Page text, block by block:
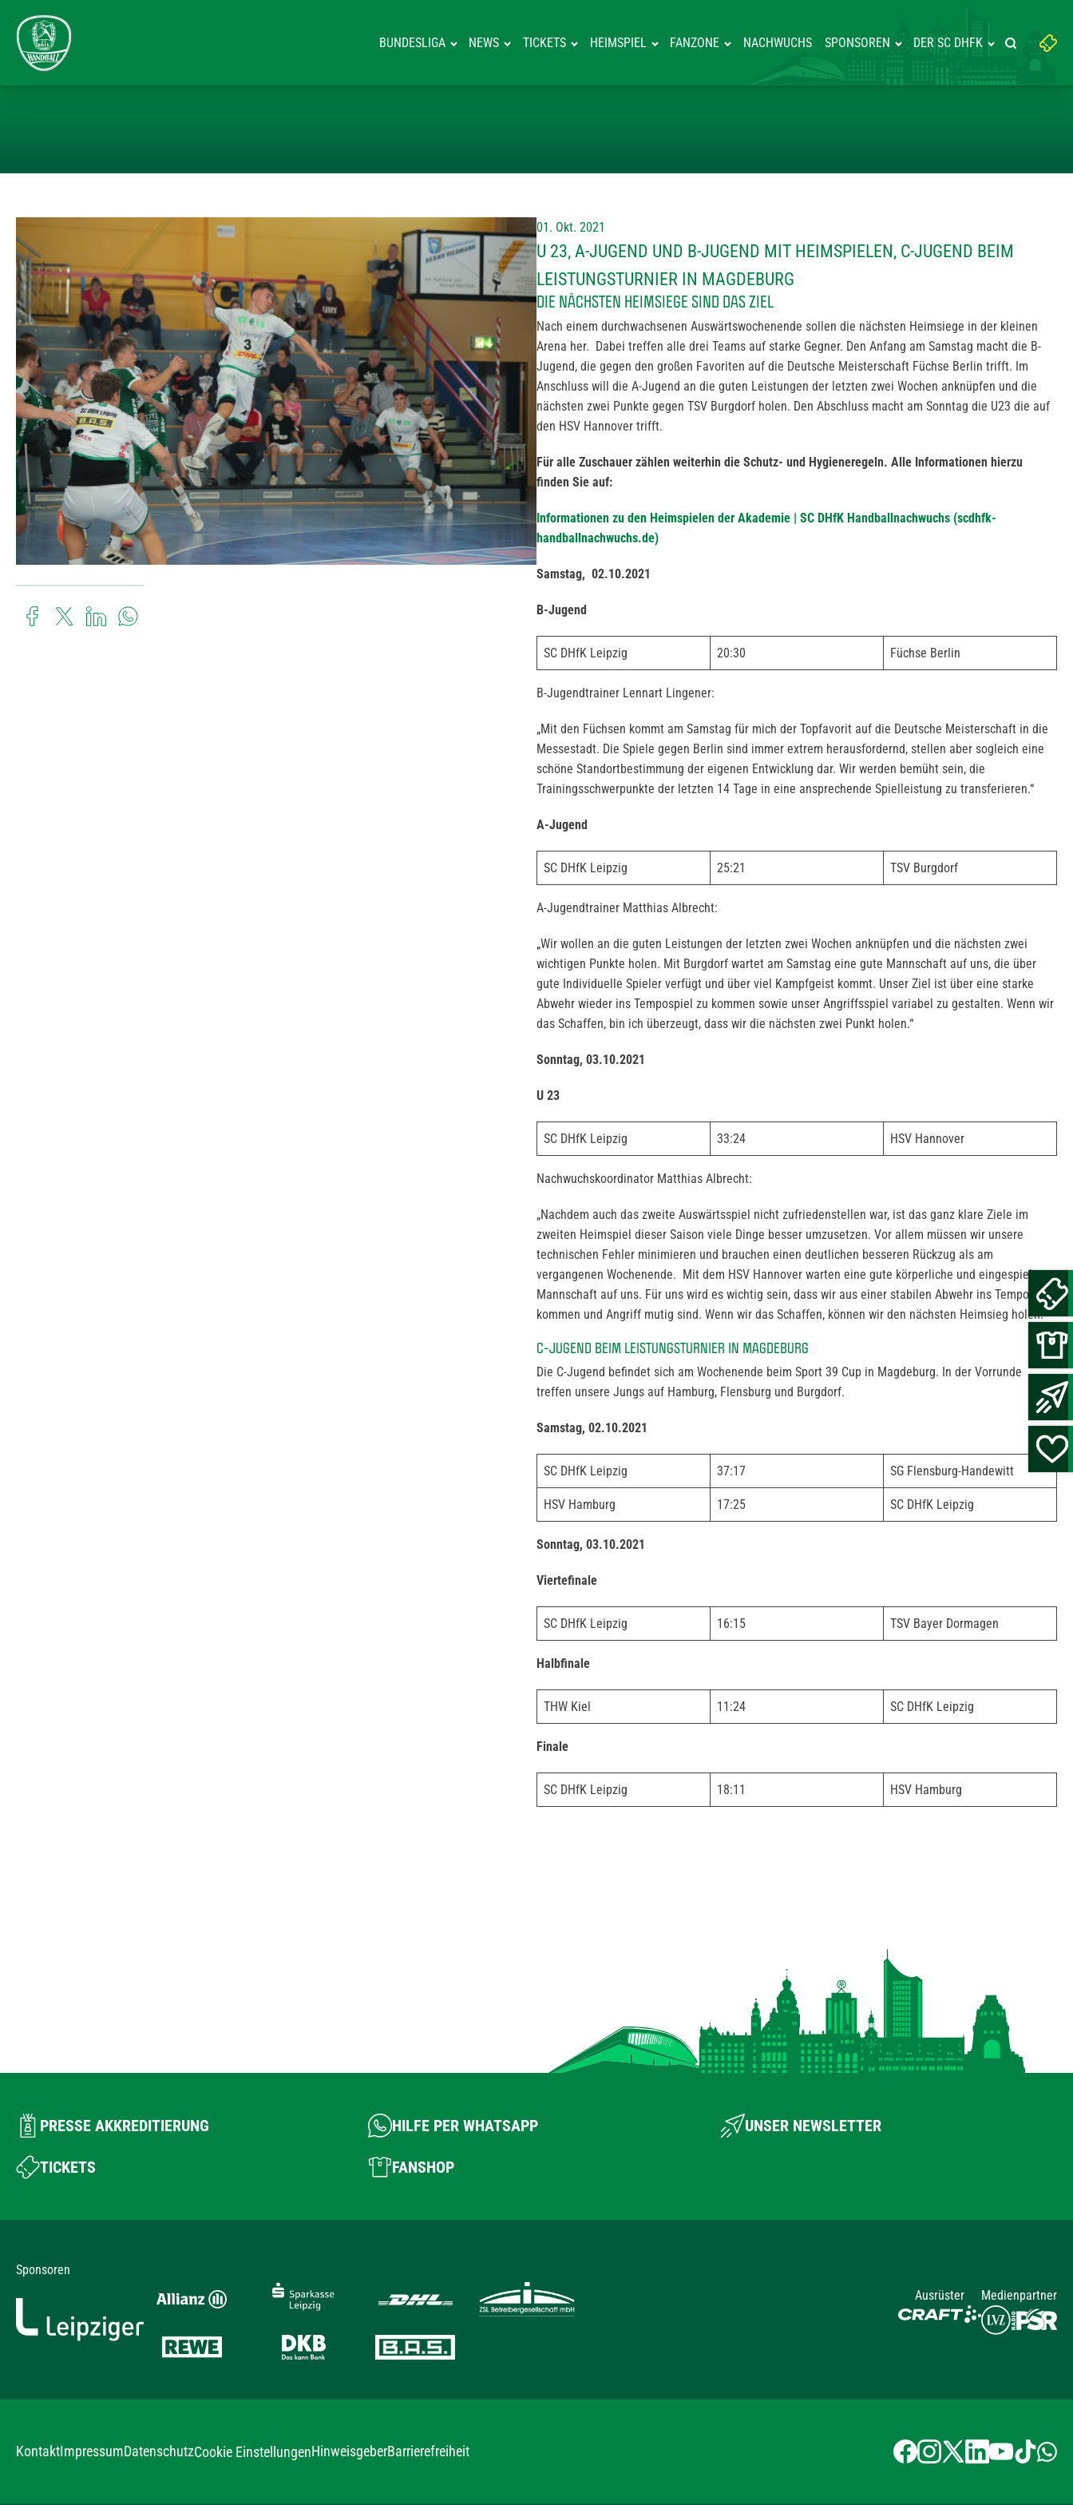
BUNDESLIGA NEWS TICKETS HEIMSPIEL FANZONE NACHWUCHS SPONSOREN DER SC DHFK
Suchbegriff
eingeben:
Suche
01. Okt. 2021
U 23, A-JUGEND UND B-JUGEND MIT HEIMSPIELEN, C-JUGEND BEIM
LEISTUNGSTURNIER IN MAGDEBURG
DIE NÄCHSTEN HEIMSIEGE SIND DAS ZIEL
Nach einem durchwachsenen Auswärtswochenende sollen die nächsten Heimsiege in der kleinen
Arena her. Dabei treffen alle drei Teams auf starke Gegner. Den Anfang am Samstag macht die B-
Jugend, die gegen den großen Favoriten auf die Deutsche Meisterschaft Füchse Berlin trifft. Im
Anschluss will die A-Jugend an die guten Leistungen der letzten zwei Wochen anknüpfen und die
nächsten zwei Punkte gegen TSV Burgdorf holen. Den Abschluss macht am Sonntag die U23 die auf
den HSV Hannover trifft.
Für alle Zuschauer zählen weiterhin die Schutz- und Hygieneregeln. Alle Informationen hierzu
finden Sie auf:
Informationen zu den Heimspielen der Akademie | SC DHfK Handballnachwuchs (scdhfk-
handballnachwuchs.de)
Samstag, 02.10.2021
B-Jugend
SC DHfK Leipzig 20:30 Füchse Berlin
B-Jugendtrainer Lennart Lingener:
„Mit den Füchsen kommt am Samstag für mich der Topfavorit auf die Deutsche Meisterschaft in die
Messestadt. Die Spiele gegen Berlin sind immer extrem herausfordernd, stellen aber sogleich eine
schöne Standortbestimmung der eigenen Entwicklung dar. Wir werden bemüht sein, die
Trainingsschwerpunkte der letzten 14 Tage in eine ansprechende Spielleistung zu transferieren.“
A-Jugend
SC DHfK Leipzig 25:21 TSV Burgdorf
A-Jugendtrainer Matthias Albrecht:
„Wir wollen an die guten Leistungen der letzten zwei Wochen anknüpfen und die nächsten zwei
wichtigen Punkte holen. Mit Burgdorf wartet am Samstag eine gute Mannschaft auf uns, die über
gute Individuelle Spieler verfügt und über viel Kampfgeist kommt. Unser Ziel ist über eine starke
Abwehr wieder ins Tempospiel zu kommen sowie unser Angriffsspiel variabel zu gestalten. Wenn wir
das Schaffen, bin ich überzeugt, dass wir die nächsten zwei Punkt holen.“
Sonntag, 03.10.2021
U 23
SC DHfK Leipzig 33:24 HSV Hannover
Nachwuchskoordinator Matthias Albrecht:
„Nachdem auch das zweite Auswärtsspiel nicht zufriedenstellen war, ist das ganz klare Ziele im
zweiten Heimspiel dieser Saison viele Dinge besser umzusetzen. Vor allem müssen wir unsere
technischen Fehler minimieren und brauchen einen deutlichen besseren Rückzug als am
vergangenen Wochenende. Mit dem HSV Hannover warten eine gute körperliche und eingespielte
Mannschaft auf uns. Für uns wird es wichtig sein, dass wir aus einer stabilen Abwehr ins Tempospiel
kommen und Angriff mutig sind. Wenn wir das Schaffen, können wir den nächsten Heimsieg holen.“
C-JUGEND BEIM LEISTUNGSTURNIER IN MAGDEBURG
Die C-Jugend befindet sich am Wochenende beim Sport 39 Cup in Magdeburg. In der Vorrunde
treffen unsere Jungs auf Hamburg, Flensburg und Burgdorf.
Samstag, 02.10.2021
SC DHfK Leipzig 37:17 SG Flensburg-Handewitt
HSV Hamburg 17:25 SC DHfK Leipzig
Sonntag, 03.10.2021
Viertefinale
SC DHfK Leipzig 16:15 TSV Bayer Dormagen
Halbfinale
THW Kiel 11:24 SC DHfK Leipzig
Finale
SC DHfK Leipzig 18:11 HSV Hamburg
PRESSE AKKREDITIERUNG HILFE PER WHATSAPP UNSER NEWSLETTER
TICKETS FANSHOP
Sponsoren
Ausrüster
Medienpartner
KontaktImpressumDatenschutzCookie EinstellungenHinweisgeberBarrierefreiheit